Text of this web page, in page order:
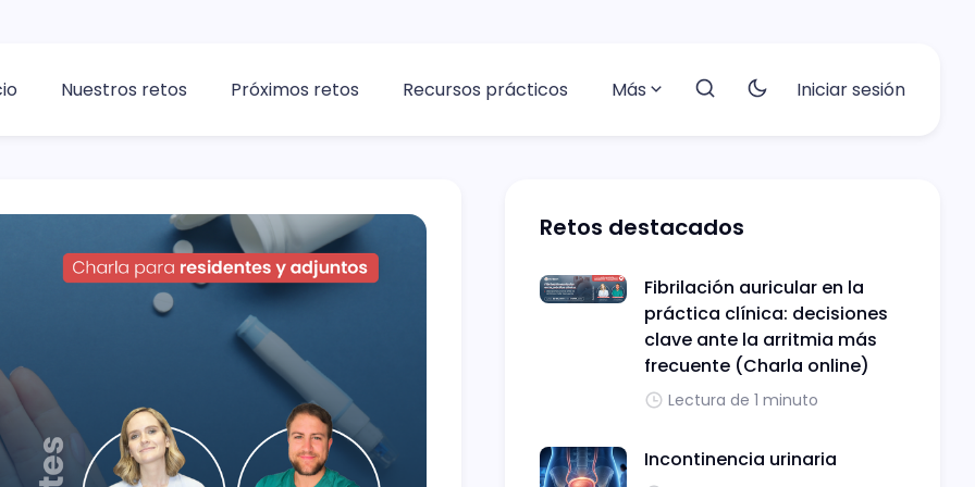
Nuestros retos Próximos retos Recursos prácticos Más Iniciar sesión
Retos destacados
Fibrilación auricular en la
práctica clínica: decisiones
clave ante la arritmia más
frecuente (Charla online)
Lectura de 1 minuto
Incontinencia urinaria